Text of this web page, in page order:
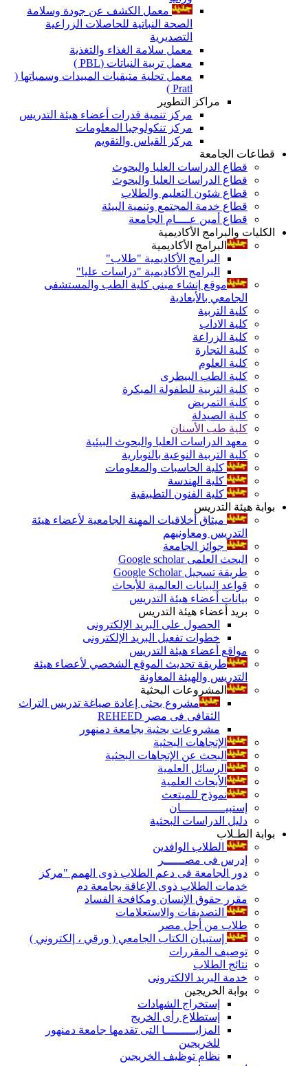
معمل الكشف عن جودة وسلامة
الصحة النباتية للحاصلات الزراعية
التصديرية
معمل سلامة الغذاء والتغذية
معمل تربية النباتات (PBL )
معمل تحلية متبقيات المبيدات وسمياتها (
Pratl )
مراكز التطوير
مركز تنمية قدرات أعضاء هيئة التدريس
مركز تنكولوجيا المعلومات
مركز القياس والتقويم
قطاعات الجامعة
قطاع الدراسات العليا والبحوث
قطاع الدراسات العليا والبحوث
قطاع شئون التعليم والطلاب
قطاع خدمة المجتمع وتنمية البيئة
قطاع أمين عــــام الجامعة
الكليات والبرامج الأكاديمية
البرامج الأكاديمية
البرامج الأكاديمية "طلاب"
البرامج الأكاديمية "دراسات عليا"
موقع إنشاء مبنى كلية الطب والمستشفى
الجامعي بالأبعادية
كلية التربية
كلية الاداب
كلية الزراعة
كلية التجارة
كلية العلوم
كلية الطب البيطرى
كلية التربية للطفولة المبكرة
كلية التمريض
كلية الصيدلة
كلية طب الأسنان
معهد الدراسات العليا والبحوث البيئية
كلية التربية النوعية بالنوبارية
كلية الحاسبات والمعلومات
كلية الهندسة
كلية الفنون التطبيقية
بوابة هيئة التدريس
ميثاق أخلاقيات المهنة الجامعية لأعضاء هيئة
التدريس ومعاونيهم
جوائز الجامعة
البحث العلمى Google scholar
طريقة تسجيل Google Scholar
قواعد البيانات العالمية للأبحاث
بيانات أعضاء هيئة التدريس
بريد أعضاء هيئة التدريس
الحصول على البريد الإلكترونى
خطوات تفعيل البريد الإلكترونى
مواقع أعضاء هيئة التدريس
طريقة تحديث الموقع الشخصي لأعضاء هيئة
التدريس والهيئة المعاونة
المشروعات البحثية
مشروع بحثى إعادة صياغة تدريس التراث
الثقافى فى مصر REHEED
مشروعات بحثية بجامعة دمنهور
الإتجاهات البحثية
البحث عن الإتجاهات البحثية
الرسائل العلمية
الأبحاث العلمية
نموذج للمبتعث
إستبيـــــــــــــان
دليل الدراسات البحثية
بوابة الطـلاب
الطلاب الوافدين
إدرس فى مصــــــر
دور الجامعة فى دعم الطلاب ذوى الهمم "مركز
خدمات الطلاب ذوى الإعاقة بجامعة دم
مقرر حقوق الإنسان ومكافحة الفساد
التصديقات والاستعلامات
طلاب من أجل مصر
إستبيان الكتاب الجامعي ( ورقي ، إلكتروني )
توصيف المقررات
نتائج الطلاب
خدمة البريد الالكترونى
بوابة الخريجين
إستخراج الشهادات
إستطلاع رأى الخريج
المزايـــــــــا التى تقدمها جامعة دمنهور
للخريجين
نظام توظيف الخريجين